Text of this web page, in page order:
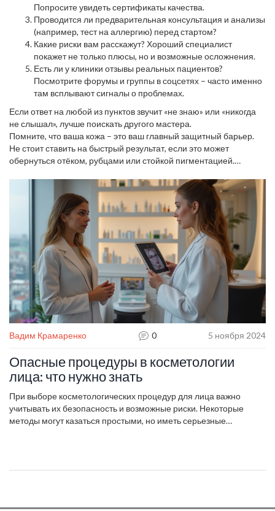
Попросите увидеть сертификаты качества.
Проводится ли предварительная консультация и анализы
(например, тест на аллергию) перед стартом?
Какие риски вам расскажут? Хороший специалист
покажет не только плюсы, но и возможные осложнения.
Есть ли у клиники отзывы реальных пациентов?
Посмотрите форумы и группы в соцсетях – часто именно
там всплывают сигналы о проблемах.
Если ответ на любой из пунктов звучит «не знаю» или «никогда
не слышал», лучше поискать другого мастера.
Помните, что ваша кожа – это ваш главный защитный барьер.
Не стоит ставить на быстрый результат, если это может
обернуться отёком, рубцами или стойкой пигментацией.
требуйте прозрачности. Тогда даже самые «мощные»
процедуры пройдут без проблем, а вы останетесь довольны
результатом.
Вадим Крамаренко 0 5 ноября 2024
Опасные процедуры в косметологии
лица: что нужно знать
При выборе косметологических процедур для лица важно
учитывать их безопасность и возможные риски. Некоторые
методы могут казаться простыми, но иметь серьезные
правильный выбор и защитить свою кожу от нежелательных